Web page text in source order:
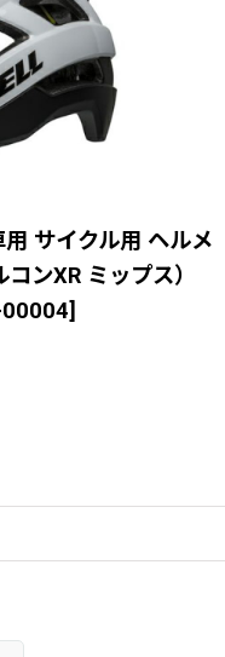
用 サイクル用 ヘルメ
ンXR ミップス）
]